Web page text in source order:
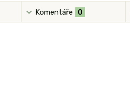
Komentáře 0